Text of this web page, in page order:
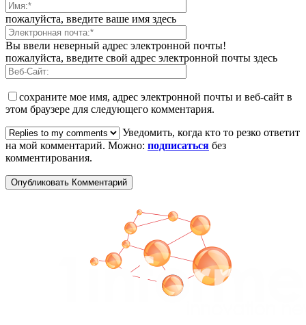
пожалуйста, введите ваше имя здесь
Вы ввели неверный адрес электронной почты!
пожалуйста, введите свой адрес электронной почты здесь
сохраните мое имя, адрес электронной почты и веб-сайт в
этом браузере для следующего комментария.
Уведомить, когда кто то резко ответит
на мой комментарий. Можно: подписаться без
комментирования.